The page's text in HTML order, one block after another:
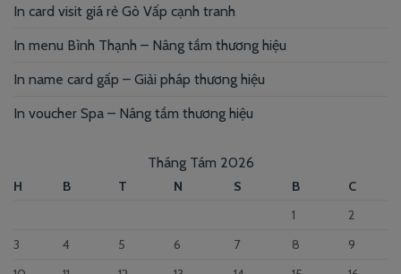
In card visit giá rẻ Gò Vấp cạnh tranh
In menu Bình Thạnh – Nâng tầm thương hiệu
In name card gấp – Giải pháp thương hiệu
In voucher Spa – Nâng tầm thương hiệu
Tháng Tám 2026
H B T N S B
C
1
2
3
4 5 6 7 8
9